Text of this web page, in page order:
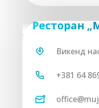
Ресторан
Викенд
+381 64